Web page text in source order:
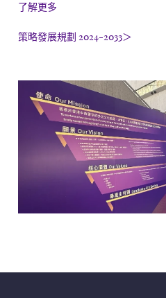
了解更多
策略發展規劃 2024-2033＞